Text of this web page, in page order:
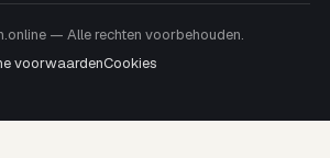
— Alle rechten voorbehouden.
voorwaardenCookies